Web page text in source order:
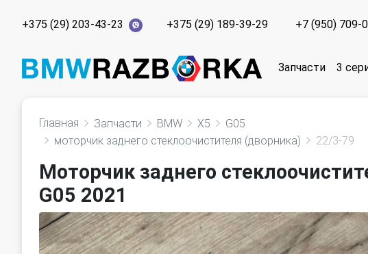
+375 (29) 203-43-23 +375 (29) 189-39-29 +7 (950) 709-
Запчасти 3
Главная Запчасти BMW X5
G05
моторчик заднего стеклоочистителя (дворника)
22/3-79
Моторчик заднего
G05 2021